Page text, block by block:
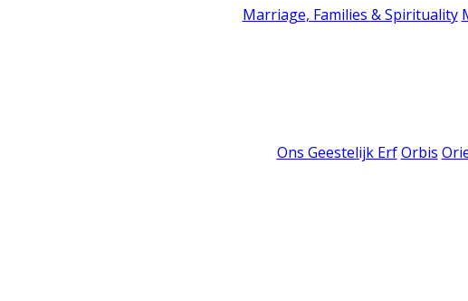
Marriage, Families & Spirituality
Ons Geestelijk Erf Orbis